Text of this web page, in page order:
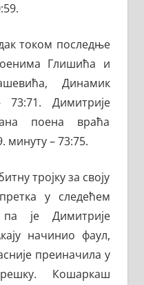
током последње
Глишића и
Динамик
Димитрије
поена враћа
минуту – 73:75.
тројку за своју
у следећем
је Димитрије
начинио фаул,
преиначила у
Кошаркаш